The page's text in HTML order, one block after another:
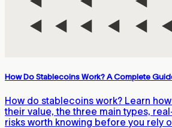
How Do Stablecoins Work? A Complete
How do stablecoins work? Learn
their value, the three main types,
risks worth knowing before you rely